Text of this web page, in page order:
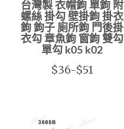
台灣製 衣帽鉤 單鉤 附
螺絲 掛勾 壁掛鉤 掛衣
鉤 鉤子 廁所鉤 門後掛
衣勾 章魚鉤 窗鉤 雙勾
單勾 k05 k02
$36-$51